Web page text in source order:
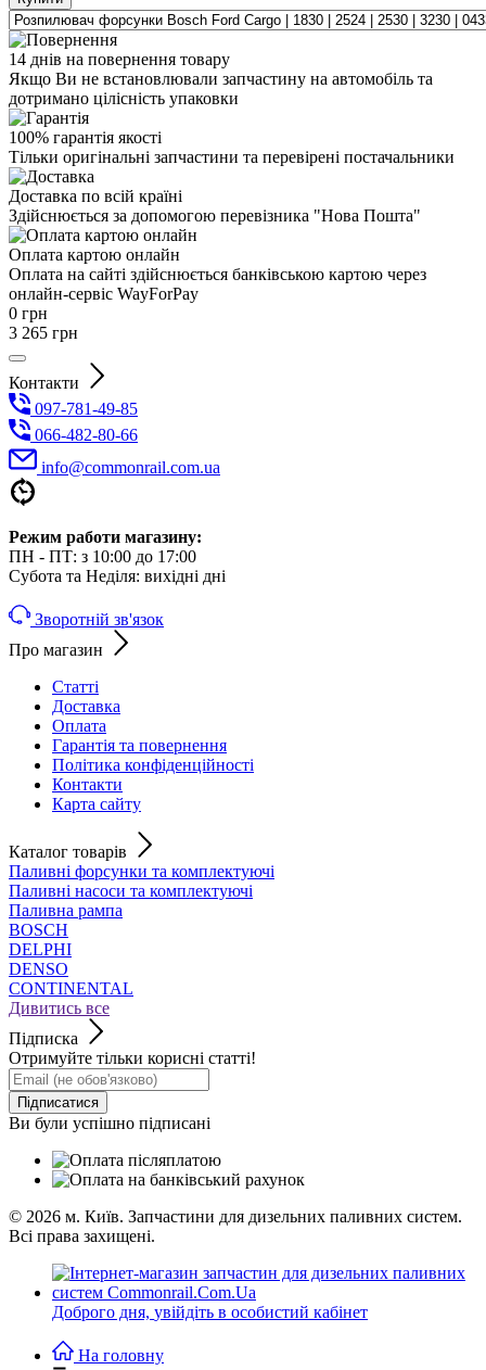
14 днів на повернення товару
Якщо Ви не встановлювали запчастину на автомобіль та
дотримано цілісність упаковки
100% гарантія якості
Тільки оригінальні запчастини та перевірені постачальники
Доставка по всій країні
Здійснюється за допомогою перевізника "Нова Пошта"
Оплата картою онлайн
Оплата на сайті здійснюється банківською картою через
онлайн-сервіс WayForPay
0 грн
3 265 грн
Контакти
097-781-49-85
066-482-80-66
info@commonrail.com.ua
Режим работи магазину:
ПН - ПТ: з 10:00 до 17:00
Субота та Неділя: вихідні дні
Зворотній зв'язок
Про магазин
Статті
Доставка
Оплата
Гарантія та повернення
Політика конфіденційності
Контакти
Карта сайту
Каталог товарів
Паливні форсунки та комплектуючі
Паливні насоси та комплектуючі
Паливна рампа
BOSCH
DELPHI
DENSO
CONTINENTAL
Дивитись все
Підписка
Отримуйте тільки корисні статті!
Підписатися
Ви були успішно підписані
© 2026 м. Київ. Запчастини для дизельних паливних систем.
Всі права захищені.
Доброго дня, увійдіть в особистий кабінет
На головну